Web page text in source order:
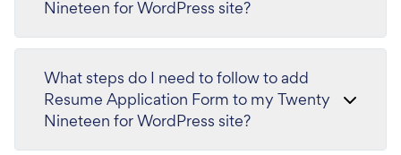
Nineteen for WordPress site?
What steps do I need to follow to add
Resume Application Form to my Twenty
Nineteen for WordPress site?